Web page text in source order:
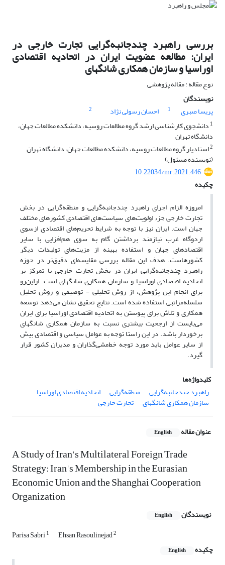
بررسی راهبرد چندجانبه‌گرایی تجارت خارجی در
ایران: مطالعه عضویت ایران در اتحادیه اقتصادی
اوراسیا و سازمان همکاری شانگهای
نوع مقاله : مقاله پژوهشی
نویسندگان
پریسا صبری
1 احسان رسولی نژاد
2
1 دانشجوی کارشناسی ارشد گروه مطالعات روسیه، دانشکده مطالعات جهان،
دانشگاه تهران
2استادیار گروه مطالعات روسیه، دانشکده مطالعات جهان، دانشگاه تهران
(نویسنده مسئول)
10.22034/mr.2021.446
چکیده
امروزه الزام اجرای راهبرد چند‌جانبه‌گرایی و منطقه‌گرایی در بخش
تجارت خارجی جزء اولویت‌های سیاست‌های اقتصادی کشورهای مختلف
جهان است. ایران نیز با توجه به شرایط تحریم‌های اقتصادی از‌سوی
اردوگاه غرب نیازمند برداشتن گام به سوی هم‌افزایی با سایر
اقتصادهای جهان و استفاده بهینه از مزیت‌های تولیدات دیگر
کشورهاست. هدف این مقاله بررسی مقایسه‌ای دقیق‌تر در حوزه
راهبرد چندجانبه‌گرایی ایران در بخش تجارت خارجی با تمرکز بر
اتحادیه اقتصادی اوراسیا و سازمان همکاری شانگهای است. ازاین‌رو
برای انجام این پژوهش، از روش تحلیلی - توصیفی و روش تحلیل
سلسله‌مراتبی استفاده شده است. نتایج تحقیق نشان می‌دهد توسعه
همکاری و تلاش برای پیوستن به اتحادیه اقتصادی اوراسیا برای ایران
می‌بایست از ارجحیت بیشتری نسبت به سازمان همکاری شانگهای
برخوردار باشد. در این راستا توجه به عوامل سیاسی و اقتصادی بیش
از سایر عوامل باید مورد توجه خط‌مشی‌گذاران و مدیران کشور قرار
گیرد.
کلیدواژه‌ها
راهبرد چند‌جانبه‌گرایی
منطقه‌گرایی اتحادیه اقتصادی اوراسیا
سازمان همکاری شانگهای تجارت خارجی
عنوان مقاله English
A Study of Iran's Multilateral Foreign Trade
Strategy: Iran's Membership in the Eurasian
Economic Union and the Shanghai Cooperation
Organization
نویسندگان English
Parisa Sabri1 Ehsan Rasoulinejad2
چکیده English